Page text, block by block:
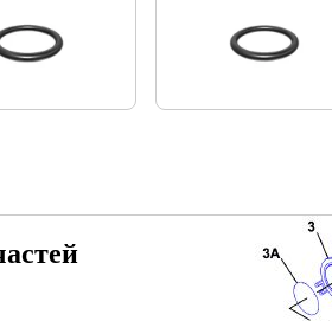
из бутадиен-
нитрильного каучука